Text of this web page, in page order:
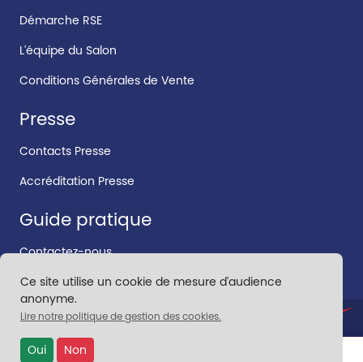
Démarche RSE
L'équipe du Salon
Conditions Générales de Vente
Presse
Contacts Presse
Accréditation Presse
Guide pratique
Contactez-nous
CONTACT•MENTIONS LÉGALES
Ce site utilise un cookie de mesure d'audience
anonyme.
Lire notre politique de gestion des cookies.
Oui Non